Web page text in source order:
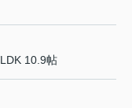
LDK 10.9帖